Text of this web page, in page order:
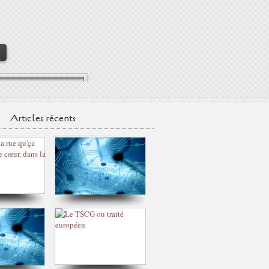
Articles récents